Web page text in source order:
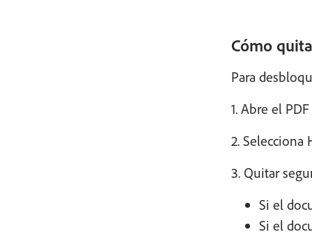
Cómo
Para
1. Abre el
2. Selecciona
3. Quitar
Si el
Si el